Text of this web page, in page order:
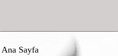
Ana Sayfa